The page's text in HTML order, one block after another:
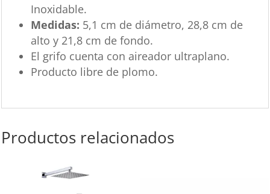
Inoxidable.
Medidas: 5,1 cm de diámetro, 28,8 cm de
alto y 21,8 cm de fondo.
El grifo cuenta con aireador ultraplano.
Producto libre de plomo.
Productos relacionados